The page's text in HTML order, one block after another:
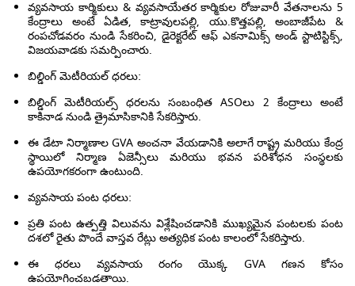
వ్యవసాయ కార్మికులు & వ్యవసాయేతర కార్మికుల రోజువారీ వేతనాలను 5
కేంద్రాలు అంటే ఏడిత, కాట్రావులపల్లి, యు.కొత్తపల్లి, అంబాజీపేట &
రంపచోడవరం నుండి సేకరించి, డైరెక్టరేట్ ఆఫ్ ఎకనామిక్స్ అండ్ స్టాటిస్టిక్స్,
విజయవాడకు సమర్పించారు.
బిల్డింగ్ మెటీరియల్ ధరలు:
బిల్డింగ్ మెటీరియల్స్ ధరలను సంబంధిత ASOలు 2 కేంద్రాలు అంటే
కాకినాడ నుండి త్రైమాసికానికి సేకరిస్తారు.
ఈ డేటా నిర్మాణాల GVA అంచనా వేయడానికి అలాగే రాష్ట్ర మరియు కేంద్ర
స్థాయిలో నిర్మాణ ఏజెన్సీలు మరియు భవన పరిశోధన సంస్థలకు
ఉపయోగకరంగా ఉంటుంది.
వ్యవసాయ పంట ధరలు:
ప్రతి పంట ఉత్పత్తి విలువను విశ్లేషించడానికి ముఖ్యమైన పంటలకు పంట
దశలో రైతు పొందే వాస్తవ రేట్లు అత్యధిక పంట కాలంలో సేకరిస్తారు.
ఈ ధరలు వ్యవసాయ రంగం యొక్క GVA గణన కోసం
ఉపయోగించబడతాయి.